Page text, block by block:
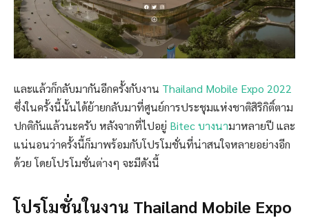
และแล้วก็กลับมากันอีกครั้งกับงาน Thailand Mobile Expo 2022
ซึ่งในครั้งนี้นั้นได้ย้ายกลับมาที่ศูนย์การประชุมแห่งชาติสิริกิติ์ตาม
ปกติกันแล้วนะครับ หลังจากที่ไปอยู่ Bitec บางนามาหลายปี และ
แน่นอนว่าครั้งนี้ก็มาพร้อมกับโปรโมชั่นที่น่าสนใจหลายอย่างอีก
ด้วย โดยโปรโมชั่นต่างๆ จะมีดังนี้
โปรโมชั่นในงาน Thailand Mobile Expo